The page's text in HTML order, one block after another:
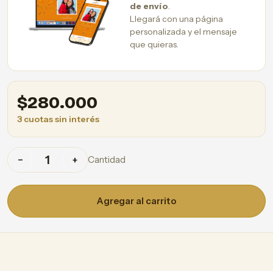
de envío.
Llegará con una página
personalizada y el mensaje
que quieras.
$280.000
3 cuotas sin interés
− + Cantidad
Agregar al carrito